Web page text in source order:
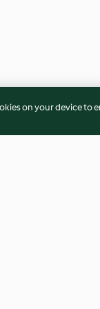
on your device to